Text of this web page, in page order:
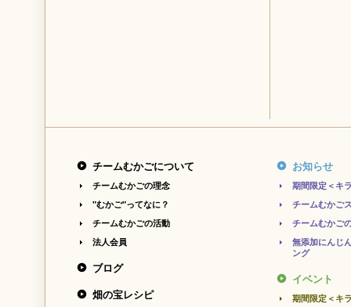
チームむかごについて
チームむかごの理念
"むかご"ってなに？
チームむかごの活動
法人会員
ブログ
畑の宝レシピ
お知らせ
期間限定＜キ
チームむかご
チームむかご
無添加にんじ
ング
イベント
期間限定＜キ